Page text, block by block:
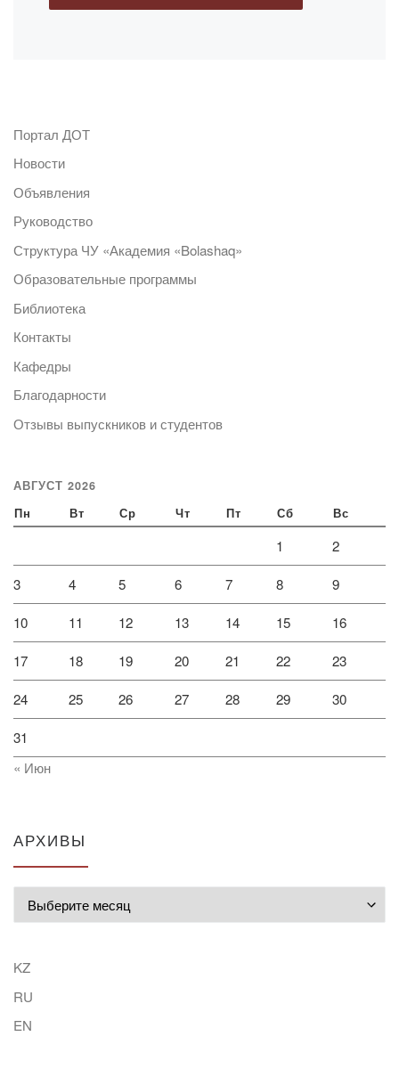
Портал ДОТ
Новости
Объявления
Руководство
Структура ЧУ «Академия «Bolashaq»
Образовательные программы
Библиотека
Контакты
Кафедры
Благодарности
Отзывы выпускников и студентов
АВГУСТ 2026
Пн Вт Ср Чт Пт Сб Вс
1 2
3 4 5 6 7 8 9
10 11 12 13 14 15 16
17 18 19 20 21 22 23
24 25 26 27 28 29 30
31
« Июн
АРХИВЫ
KZ
RU
EN